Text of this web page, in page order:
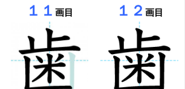
１１ 画目 １２ 画目